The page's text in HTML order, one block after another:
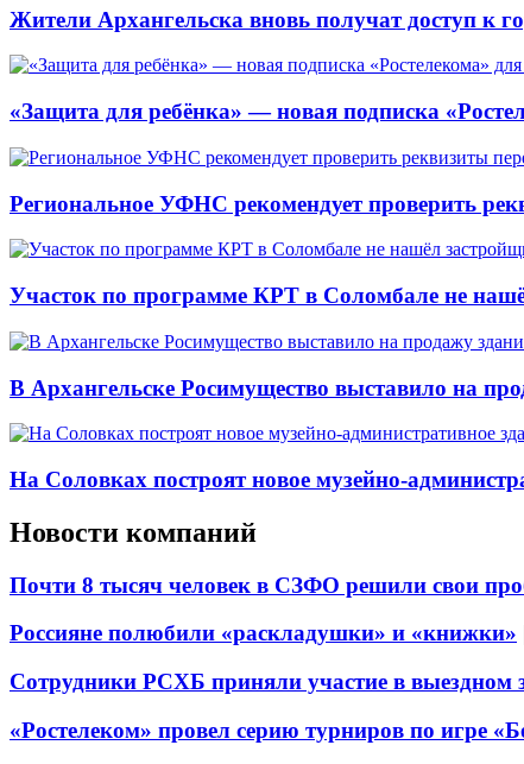
Жители Архангельска вновь получат доступ к
«Защита для ребёнка» — новая подписка
Региональное УФНС рекомендует проверить
Участок по программе КРТ в Соломбале не
В Архангельске Росимущество выставило на
На Соловках построят новое музейно-
Новости компаний
Почти 8 тысяч человек в СЗФО решили свои
Россияне полюбили «раскладушки» и «книжки»
Сотрудники РСХБ приняли участие в выездном
«Ростелеком» провел серию турниров по игре